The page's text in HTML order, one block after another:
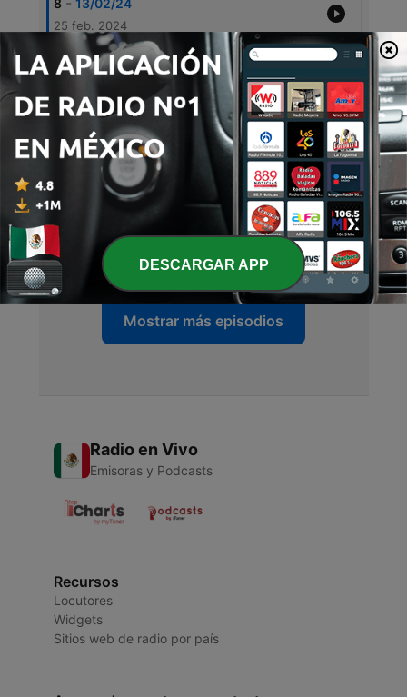
8 13/02/24
25 feb. 2024
7 - 12/04/24
6 - 07/02/24
25 feb. 2024
Historias del más allá
25 feb. 2024
4 Historia del más allá 08/02/24
09 feb. 2024
Mostrar más episodios
Radio en Vivo
Emisoras y Podcasts
Recursos
Locutores
Widgets
Sitios web de radio por país
DESCARGAR APP